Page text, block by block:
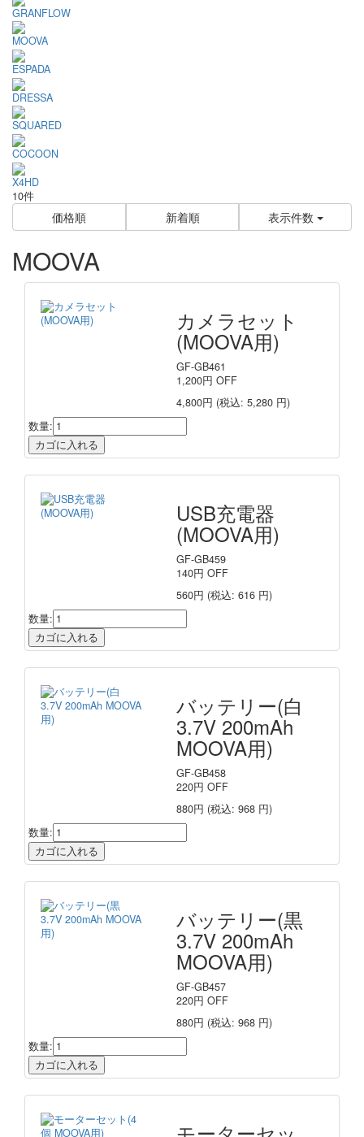
GRANFLOW
MOOVA
ESPADA
DRESSA
SQUARED
COCOON
X4HD
10件
価格順 新着順 表示件数
MOOVA
カメラセット
(MOOVA用)
GF-GB461
1,200円 OFF
4,800円 (税込: 5,280 円)
数量:
USB充電器
(MOOVA用)
GF-GB459
140円 OFF
560円 (税込: 616 円)
数量:
バッテリー(白
3.7V 200mAh
MOOVA用)
GF-GB458
220円 OFF
880円 (税込: 968 円)
数量:
バッテリー(黒
3.7V 200mAh
MOOVA用)
GF-GB457
220円 OFF
880円 (税込: 968 円)
数量: